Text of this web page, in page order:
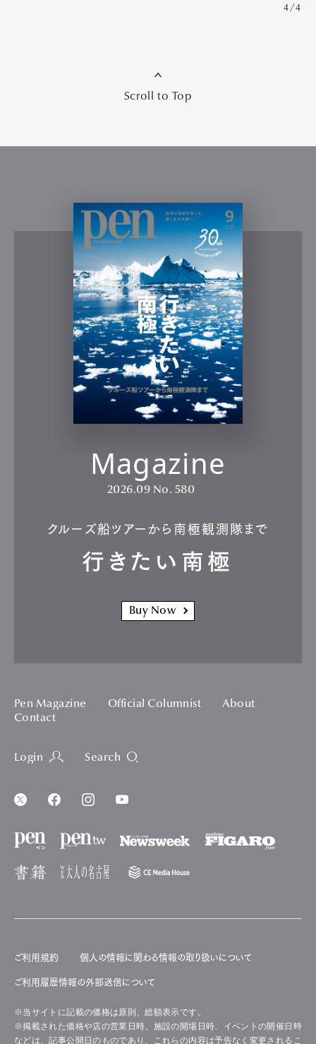
4/4
Scroll to Top
Magazine
2026.09 No. 580
クルーズ船ツアーから南極観測隊まで
行きたい南極
Buy Now
Pen Magazine Official Columnist
About
Contact
Login Search
ご利用規約 個人の情報に関わる情報の取り扱いについて
ご利用履歴情報の外部送信について
※当サイトに記載の価格は原則、総額表示です。
※掲載された価格や店の営業日時、施設の開場日時、イベントの開催日時
などは、記事公開日のものであり、これらの内容は予告なく変更されるこ